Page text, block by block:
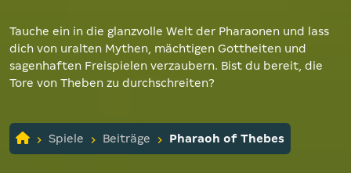
Tauche ein in die glanzvolle Welt der Pharaonen und lass
dich von uralten Mythen, mächtigen Gottheiten und
sagenhaften Freispielen verzaubern. Bist du bereit, die
Tore von Theben zu durchschreiten?
Spiele Beiträge Pharaoh of Thebes